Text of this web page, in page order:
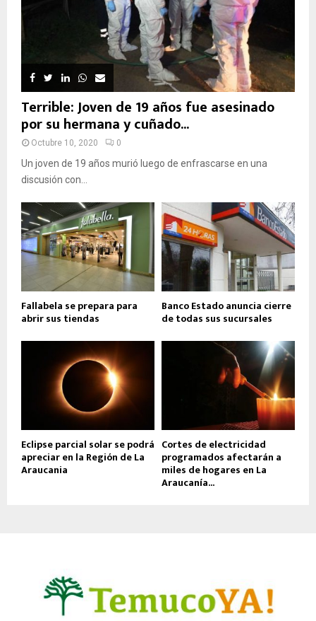
Terrible: Joven de 19 años fue asesinado
por su hermana y cuñado...
Octubre 10, 2020 0
Un joven de 19 años murió luego de enfrascarse en una
discusión con...
Fallabela se prepara para
abrir sus tiendas
Banco Estado anuncia cierre
de todas sus sucursales
Eclipse parcial solar se podrá
apreciar en la Región de La
Araucania
Cortes de electricidad
programados afectarán a
miles de hogares en La
Araucanía...